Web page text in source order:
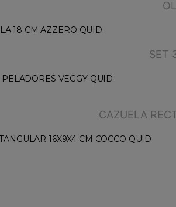
18 CM AZZERO QUID
PELADORES VEGGY QUID
16X9X4 CM COCCO QUID